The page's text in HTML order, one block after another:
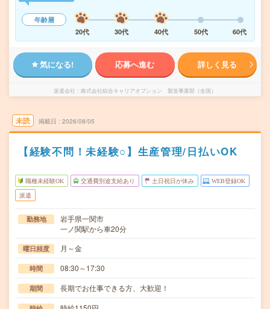
年齢層
20代
30代 40代 50代 60代
気になる! 応募へ進む 詳しく見る
派遣会社 株式会社綜合キャリアオプション 製造事業部（全国）
未読 掲載日 2026/08/05
【経験不問！未経験○】生産管理/日払いOK
職種未経験OK 交通費別途支給あり 土日祝日が休み WEB登録OK
派遣
勤務地
岩手県一関市
一ノ関駅から車20分
曜日頻度 月～金
時間 08:30～17:30
期間 長期でお仕事できる方、大歓迎！